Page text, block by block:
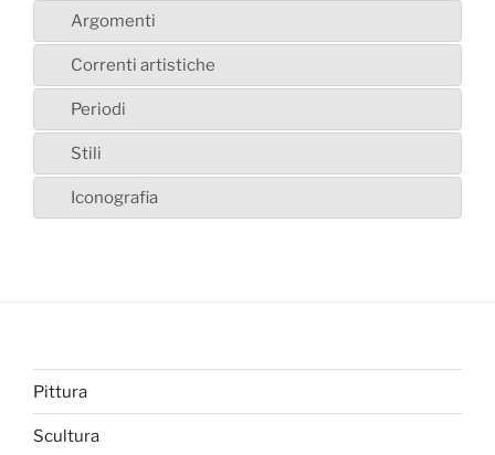
Argomenti
Correnti artistiche
Periodi
Stili
Iconografia
Pittura
Scultura